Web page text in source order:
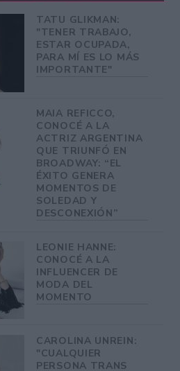
TATU GLIKMAN:
"TENER TRABAJO,
ESTAR OCUPADA,
PARA MÍ ES LO MÁS
IMPORTANTE"
MAIA REFICCO,
CONOCÉ A LA
ACTRIZ ARGENTINA
QUE TRIUNFÓ EN
BROADWAY: “EL
ÉXITO GENERA
MOMENTOS DE
SOLEDAD Y
DESCONEXIÓN”
LEONIE HANNE:
CONOCÉ A LA
INFLUENCER DE
MODA DEL
MOMENTO
CAROLINA UNREIN:
"CUALQUIER
PERSONA TRANS